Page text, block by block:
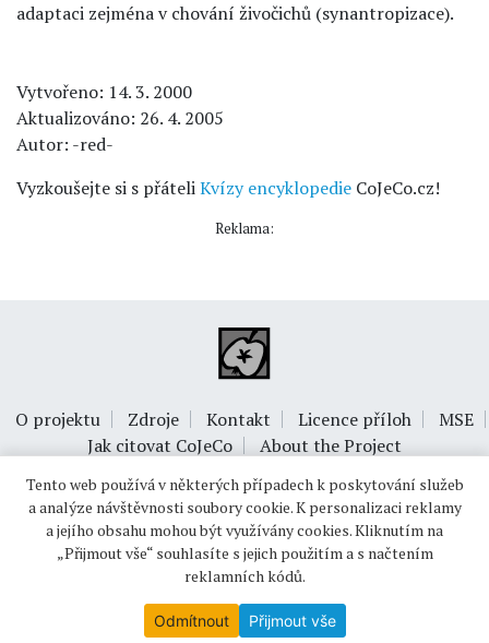
adaptaci zejména v chování živočichů (synantropizace).
Vytvořeno: 14. 3. 2000
Aktualizováno: 26. 4. 2005
Autor: -red-
Vyzkoušejte si s přáteliKvízy encyklopedie CoJeCo.cz!
Reklama:
O projektu Zdroje Kontakt Licence příloh
MSE
Jak citovat CoJeCo
About the Project
© 1999-2026OPTIMUS s.r.o.
Tento web používá v některých případech k poskytování služeb
a analýze návštěvnosti soubory cookie. K personalizaci reklamy
a jejího obsahu mohou být využívány cookies. Kliknutím na
„Přijmout vše“ souhlasíte s jejich použitím a s načtením
reklamních kódů.
Odmítnout Přijmout vše